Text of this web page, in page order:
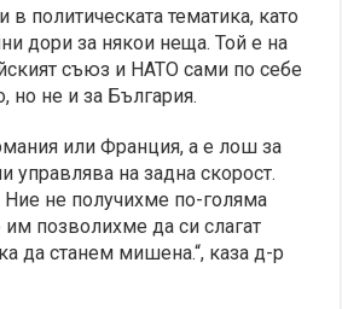
в политическата тематика, като
дори за някои неща. Той е на
съюз и НАТО сами по себе
но не и за България.
или Франция, а е лош за
управлява на задна скорост.
не получихме по-голяма
им позволихме да си слагат
да станем мишена.“, каза д-р